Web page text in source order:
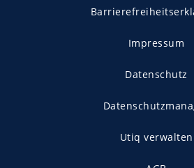
Impressum
Datenschutz
Utiq verwalten